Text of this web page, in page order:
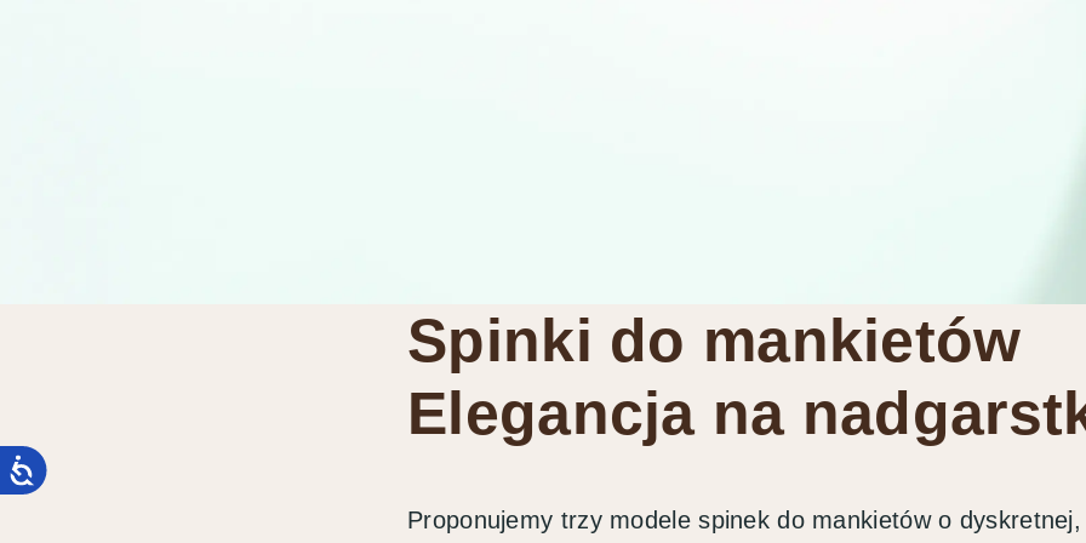
Spinki do mankietów
Elegancja na
Proponujemy trzy modele spinek do mankietów o dyskretnej,